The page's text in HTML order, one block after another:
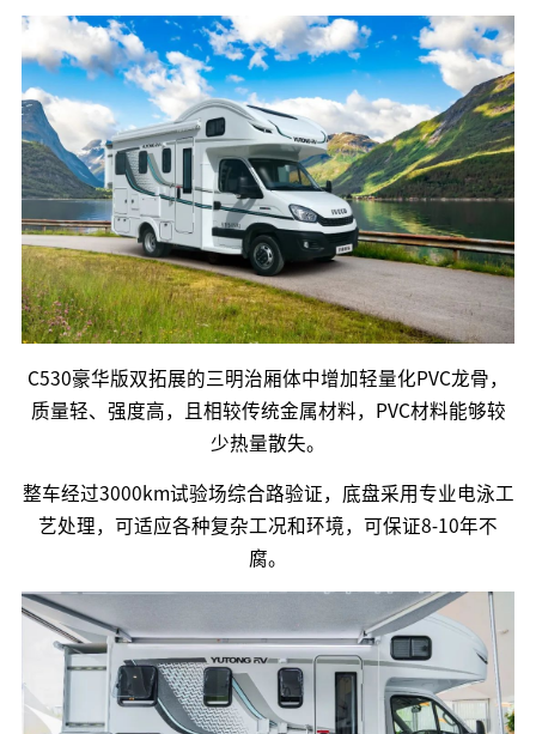
C530豪华版双拓展的三明治厢体中增加轻量化PVC龙骨，
质量轻、强度高，且相较传统金属材料，PVC材料能够较
少热量散失。
整车经过3000km试验场综合路验证，底盘采用专业电泳工
艺处理，可适应各种复杂工况和环境，可保证8-10年不
腐。